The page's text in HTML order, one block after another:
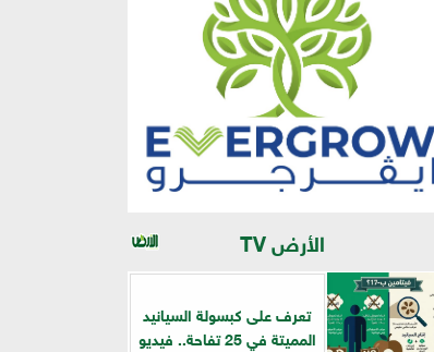
الأرض TV
تعرف على كبسولة السيانيد
المميتة في 25 تفاحة.. فيديو